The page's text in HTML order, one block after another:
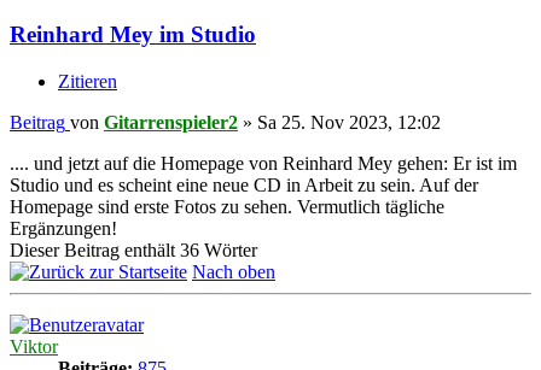
Reinhard Mey im Studio
Zitieren
Beitrag von Gitarrenspieler2 » Sa 25. Nov 2023, 12:02
.... und jetzt auf die Homepage von Reinhard Mey gehen: Er ist im
Studio und es scheint eine neue CD in Arbeit zu sein. Auf der
Homepage sind erste Fotos zu sehen. Vermutlich tägliche
Ergänzungen!
Dieser Beitrag enthält 36 Wörter
Nach oben
Viktor